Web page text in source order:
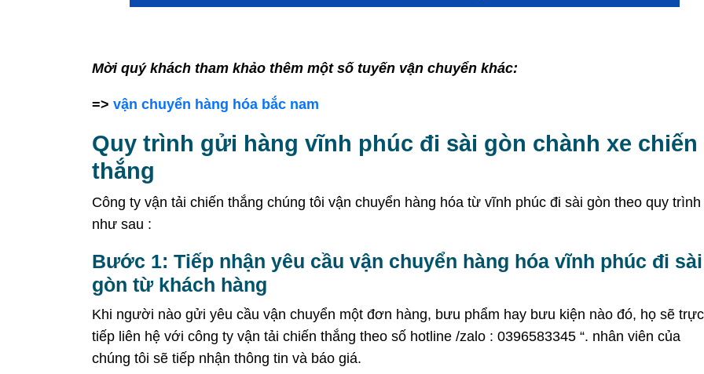
Mời quý khách tham khảo thêm một số tuyến vận chuyển khác:
=> vận chuyển hàng hóa bắc nam
Quy trình gửi hàng vĩnh phúc đi sài gòn chành xe chiến
thắng
Công ty vận tải chiến thắng chúng tôi vận chuyển hàng hóa từ vĩnh phúc đi sài gòn theo quy trình
như sau :
Bước 1: Tiếp nhận yêu cầu vận chuyển hàng hóa vĩnh phúc đi sài
gòn từ khách hàng
Khi người nào gửi yêu cầu vận chuyển một đơn hàng, bưu phẩm hay bưu kiện nào đó, họ sẽ trực
tiếp liên hệ với công ty vận tải chiến thắng theo số hotline /zalo : 0396583345 “. nhân viên của
chúng tôi sẽ tiếp nhận thông tin và báo giá.